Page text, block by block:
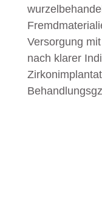
Versorgung
nach klarer